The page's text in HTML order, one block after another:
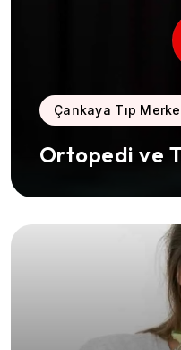
Çankaya Tıp
Ortopedi ve